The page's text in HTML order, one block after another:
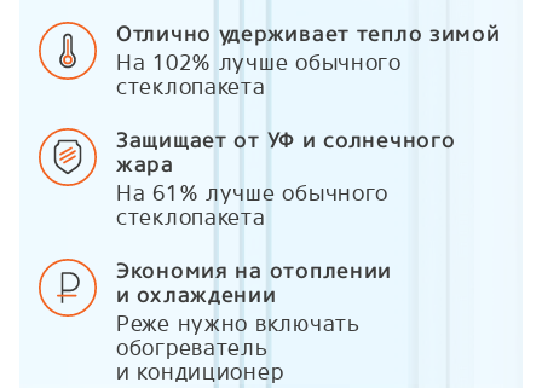
Отлично удерживает тепло зимой
На 102% лучше обычного
стеклопакета
Защищает от УФ и солнечного
жара
На 61% лучше обычного
стеклопакета
Экономия на отоплении
и охлаждении
Реже нужно включать
обогреватель
и кондиционер